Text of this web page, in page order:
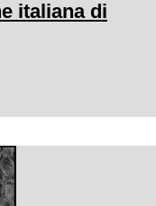
italiana di